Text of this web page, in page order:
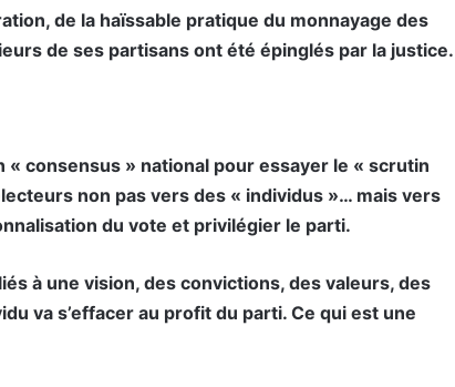
de la haïssable pratique du monnayage des
de ses partisans ont été épinglés par la justice.
consensus » national pour essayer le « scrutin
non pas vers des « individus »… mais vers
du vote et privilégier le parti.
à une vision, des convictions, des valeurs, des
va s’effacer au profit du parti. Ce qui est une